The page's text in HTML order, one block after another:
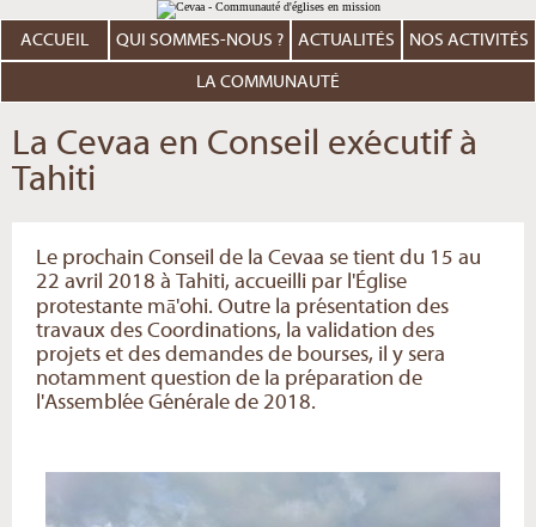
au
contenu.
Aller
personnels
ACCUEIL QUI SOMMES-NOUS ? ACTUALITÉS NOS ACTIVITÉS
LA COMMUNAUTÉ
La Cevaa en Conseil exécutif à
Tahiti
Le prochain Conseil de la Cevaa se tient du 15 au
22 avril 2018 à Tahiti, accueilli par l'Église
protestante mā'ohi. Outre la présentation des
travaux des Coordinations, la validation des
projets et des demandes de bourses, il y sera
notamment question de la préparation de
l'Assemblée Générale de 2018.